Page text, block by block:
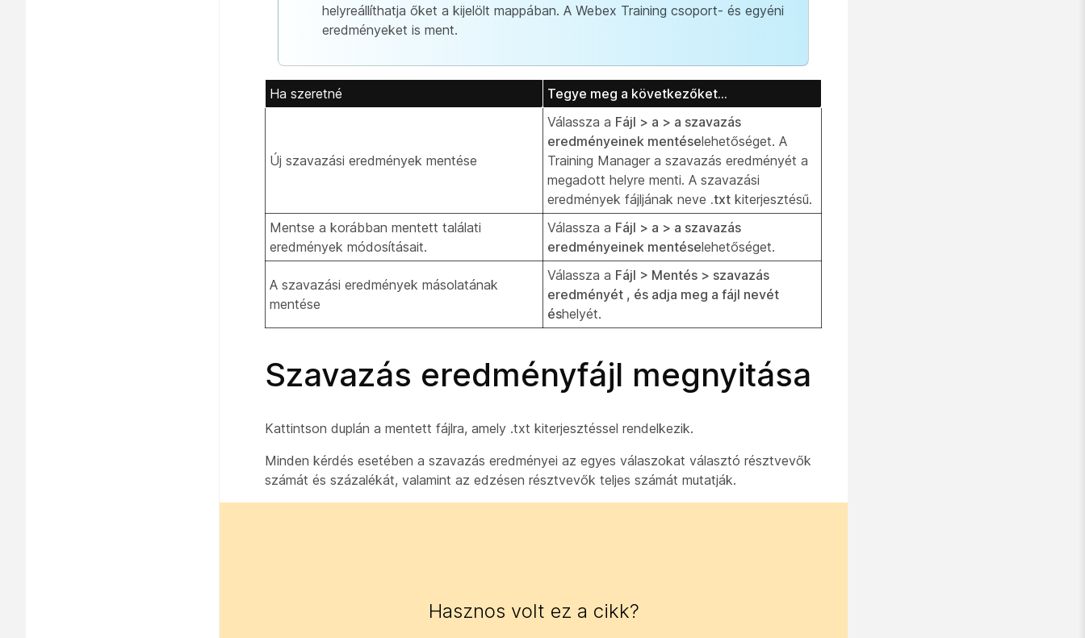
helyreállíthatja őket a kijelölt mappában. A Webex Training csoport- és egyéni
eredményeket is ment.
Ha szeretné Tegye meg a következőket...
Új szavazási eredmények mentése
Válassza a Fájl > a > a szavazás
eredményeinek mentéselehetőséget. A
Training Manager a szavazás eredményét a
megadott helyre menti. A szavazási
eredmények fájljának neve .txt kiterjesztésű.
Mentse a korábban mentett találati
eredmények módosításait.
Válassza a Fájl > a > a szavazás
eredményeinek mentéselehetőséget.
A szavazási eredmények másolatának
mentése
Válassza a Fájl > Mentés > szavazás
eredményét , és adja meg a fájl nevét
éshelyét.
Szavazás eredményfájl megnyitása
Kattintson duplán a mentett fájlra, amely .txt kiterjesztéssel rendelkezik.
Minden kérdés esetében a szavazás eredményei az egyes válaszokat választó résztvevők
számát és százalékát, valamint az edzésen résztvevők teljes számát mutatják.
Hasznos volt ez a cikk?